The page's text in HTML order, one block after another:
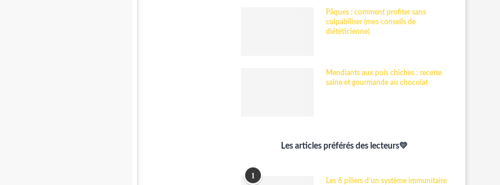
Pâques : comment profiter sans
culpabiliser (mes conseils de
diététicienne)
Mendiants aux pois chiches : recette
saine et gourmande au chocolat
Les articles préférés des lecteurs💛
1
Les 6 piliers d’un système immunitaire